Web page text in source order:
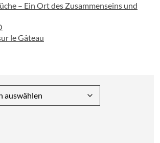
– Ein Ort des Zusammenseins und
le Gâteau